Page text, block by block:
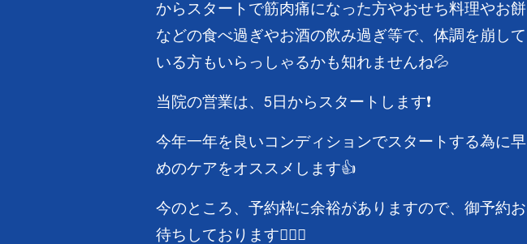
からスタートで筋肉痛になった方やおせち料理やお餅
などの食べ過ぎやお酒の飲み過ぎ等で、体調を崩して
いる方もいらっしゃるかも知れませんね💦
当院の営業は、5日からスタートします❗️
今年一年を良いコンディションでスタートする為に早
めのケアをオススメします👍
今のところ、予約枠に余裕がありますので、御予約お
待ちしております🙇🏻‍♂️